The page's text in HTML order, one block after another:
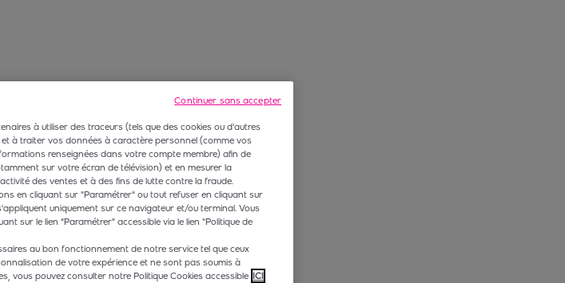
à utiliser des traceurs (tels que des cookies ou d'autres
à traiter vos données à caractère personnel (comme vos
renseignées dans votre compte membre) afin de
sur votre écran de télévision) et en mesurer la
des ventes et à des fins de lutte contre la fraude.
en cliquant sur "Paramétrer" ou tout refuser en cliquant sur
uniquement sur ce navigateur et/ou terminal. Vous
sur le lien “Paramétrer” accessible via le lien "Politique de
au bon fonctionnement de notre service tel que ceux
de votre expérience et ne sont pas soumis à
vous pouvez consulter notre Politique Cookies accessible ICI
Continuer sans accepter